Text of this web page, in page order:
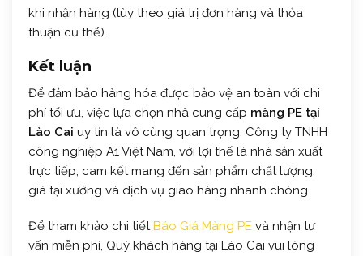
khi nhận hàng (tùy theo giá trị đơn hàng và thỏa
thuận cụ thể).
Kết luận
Để đảm bảo hàng hóa được bảo vệ an toàn với chi
phí tối ưu, việc lựa chọn nhà cung cấp màng PE tại
Lào Cai uy tín là vô cùng quan trọng. Công ty TNHH
công nghiệp A1 Việt Nam, với lợi thế là nhà sản xuất
trực tiếp, cam kết mang đến sản phẩm chất lượng,
giá tại xưởng và dịch vụ giao hàng nhanh chóng.
Để tham khảo chi tiếtBáo Giá Màng PE và nhận tư
vấn miễn phí, Quý khách hàng tại Lào Cai vui lòng